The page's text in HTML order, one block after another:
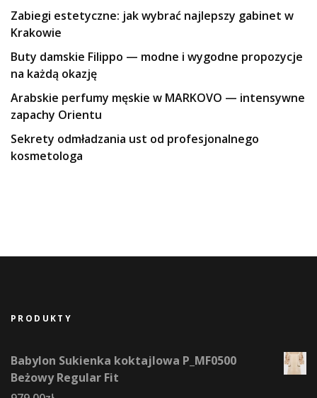
Zabiegi estetyczne: jak wybrać najlepszy gabinet w
Krakowie
Buty damskie Filippo — modne i wygodne propozycje
na każdą okazję
Arabskie perfumy męskie w MARKOVO — intensywne
zapachy Orientu
Sekrety odmładzania ust od profesjonalnego
kosmetologa
PRODUKTY
Babylon Sukienka koktajlowa P_MF0500
Beżowy Regular Fit